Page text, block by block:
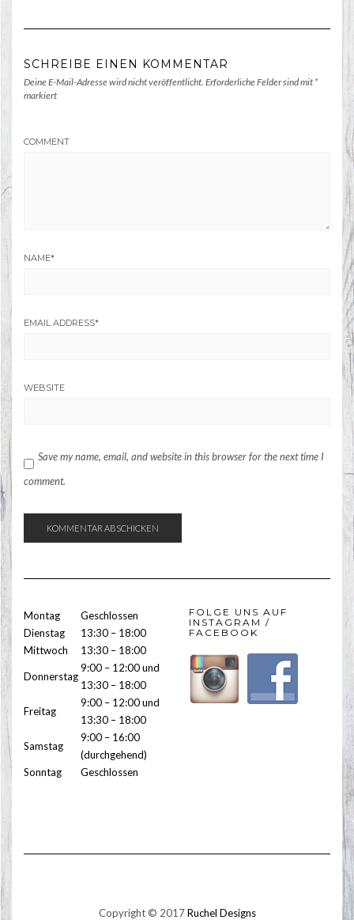
SCHREIBE EINEN KOMMENTAR
Deine E-Mail-Adresse wird nicht veröffentlicht. Erforderliche Felder sind mit *
markiert
COMMENT
NAME*
EMAIL ADDRESS*
WEBSITE
Save my name, email, and website in this browser for the next time I
comment.
Montag
Geschlossen
Dienstag
13:30 – 18:00
Mittwoch
13:30 – 18:00
Donnerstag
9:00 – 12:00 und
13:30 – 18:00
Freitag
9:00 – 12:00 und
13:30 – 18:00
Samstag
9:00 – 16:00
(durchgehend)
Sonntag
Geschlossen
FOLGE UNS AUF
INSTAGRAM /
FACEBOOK
Copyright © 2017Ruchel Designs